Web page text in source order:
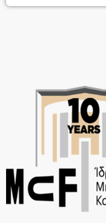
τους, σ ένα πρόγραμμα